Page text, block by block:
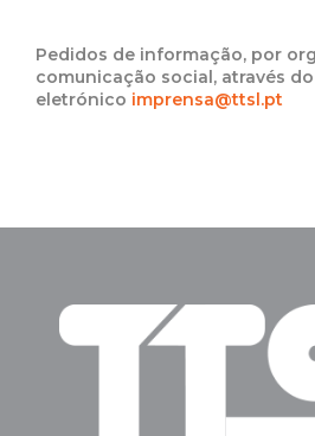
Pedidos de informação, por
comunicação social, através
eletrónico imprensa@ttsl.pt